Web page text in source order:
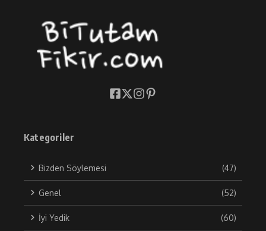
Kategoriler
Bizden Söylemesi (47)
Genel (52)
İyi Yedik (60)